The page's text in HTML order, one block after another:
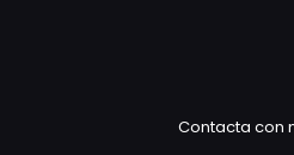
Contacta con